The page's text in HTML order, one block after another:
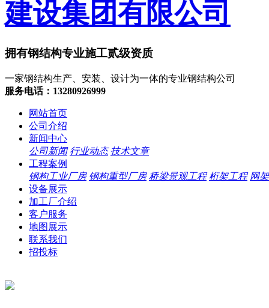
拥有钢结构专业施工贰级资质
一家钢结构生产、安装、设计为一体的专业钢结构公司
服务电话：13280926999
网站首页
公司介绍
新闻中心
公司新闻 行业动态 技术文章
工程案例
钢构工业厂房 钢构重型厂房 桥梁景观工程 桁架工程 网
设备展示
加工厂介绍
客户服务
地图展示
联系我们
招投标